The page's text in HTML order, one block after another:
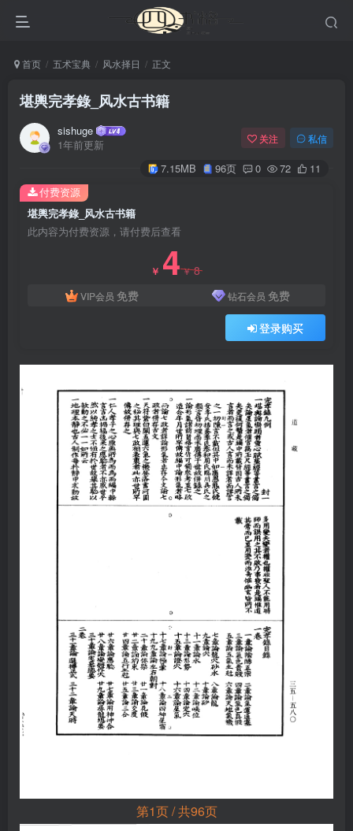
首页 五术宝典 风水择日 正文
堪輿完孝錄_风水古书籍
sishuge
1年前更新
关注 私信
7.15MB 96页 0 72 11
堪輿完孝錄_风水古书籍
此内容为付费资源，请付费后查看
￥ 4￥8
VIP会员 免费 钻石会员 免费
登录购买
付费资源
第1页 / 共96页